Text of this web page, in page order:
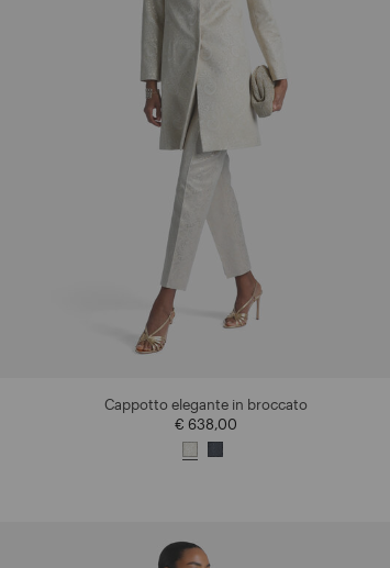
Cappotto elegante in broccato
€ 638,00